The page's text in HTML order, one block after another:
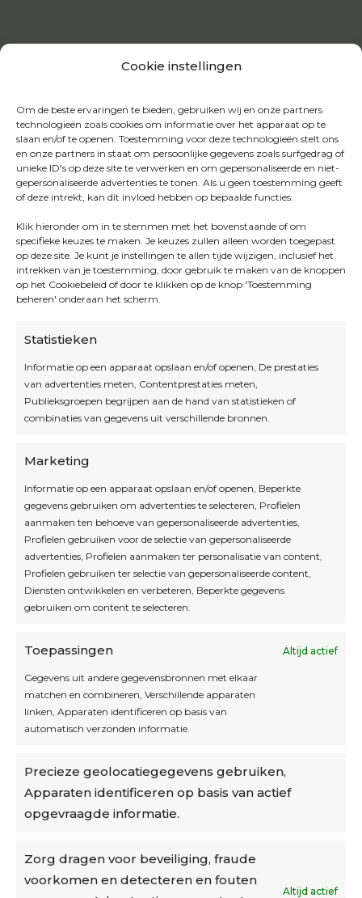
Cookie instellingen
Om de beste ervaringen te bieden, gebruiken wij en onze partners
technologieën zoals cookies om informatie over het apparaat op te
slaan en/of te openen. Toestemming voor deze technologieën stelt ons
en onze partners in staat om persoonlijke gegevens zoals surfgedrag of
unieke ID's op deze site te verwerken en om gepersonaliseerde en niet-
gepersonaliseerde advertenties te tonen. Als u geen toestemming geeft
of deze intrekt, kan dit invloed hebben op bepaalde functies.
Klik hieronder om in te stemmen met het bovenstaande of om
specifieke keuzes te maken. Je keuzes zullen alleen worden toegepast
op deze site. Je kunt je instellingen te allen tijde wijzigen, inclusief het
intrekken van je toestemming, door gebruik te maken van de knoppen
op het Cookiebeleid of door te klikken op de knop 'Toestemming
beheren' onderaan het scherm.
Statistieken
Informatie op een apparaat opslaan en/of openen, De prestaties
van advertenties meten, Contentprestaties meten,
Publieksgroepen begrijpen aan de hand van statistieken of
combinaties van gegevens uit verschillende bronnen.
Marketing
Informatie op een apparaat opslaan en/of openen, Beperkte
gegevens gebruiken om advertenties te selecteren, Profielen
aanmaken ten behoeve van gepersonaliseerde advertenties,
Profielen gebruiken voor de selectie van gepersonaliseerde
advertenties, Profielen aanmaken ter personalisatie van content,
Profielen gebruiken ter selectie van gepersonaliseerde content,
Diensten ontwikkelen en verbeteren, Beperkte gegevens
gebruiken om content te selecteren.
Toepassingen Altijd actief
Gegevens uit andere gegevensbronnen met elkaar
matchen en combineren, Verschillende apparaten
linken, Apparaten identificeren op basis van
automatisch verzonden informatie.
Precieze geolocatiegegevens gebruiken,
Apparaten identificeren op basis van actief
opgevraagde informatie.
Zorg dragen voor beveiliging, fraude
voorkomen en detecteren en fouten
Altijd actief
Openingsuren
Blijf op de hoogte
Interesse in leuke kadotips of toffe acties?
Laat dan hier je mailadres achter.
Algemene voorwaarden
Cookiebeleid
Accountinstellingen
Verzending